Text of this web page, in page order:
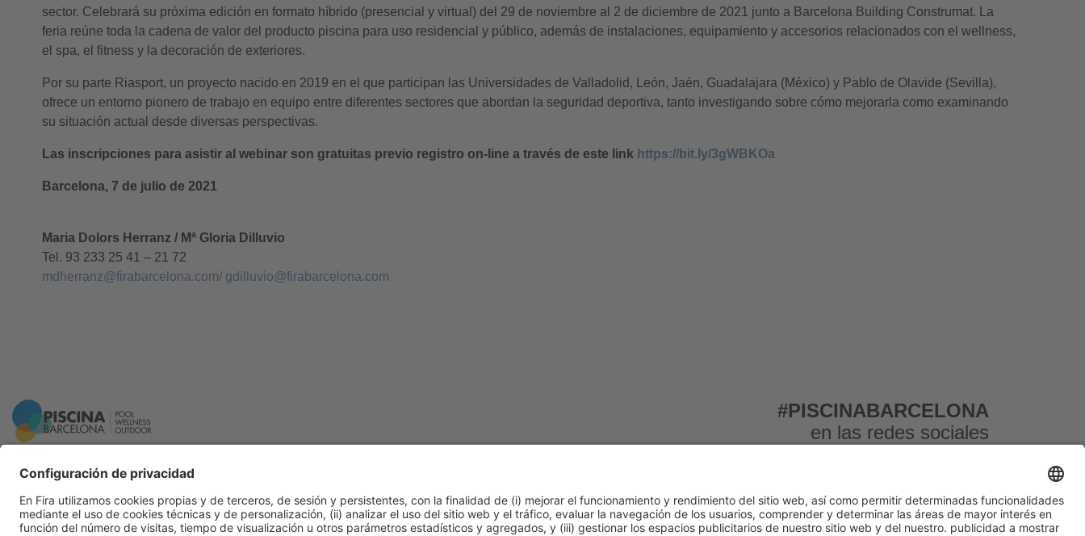
sector. Celebrará su próxima edición en formato híbrido (presencial y virtual) del 29 de noviembre al 2 de diciembre de 2021 junto a Barcelona Building Construmat. La
feria reúne toda la cadena de valor del producto piscina para uso residencial y público, además de instalaciones, equipamiento y accesorios relacionados con el wellness,
el spa, el fitness y la decoración de exteriores.
Por su parte Riasport, un proyecto nacido en 2019 en el que participan las Universidades de Valladolid, León, Jaén, Guadalajara (México) y Pablo de Olavide (Sevilla),
ofrece un entorno pionero de trabajo en equipo entre diferentes sectores que abordan la seguridad deportiva, tanto investigando sobre cómo mejorarla como examinando
su situación actual desde diversas perspectivas.
Las inscripciones para asistir al webinar son gratuitas previo registro on-line a través de este link https://bit.ly/3gWBKOa
Barcelona, 7 de julio de 2021
Maria Dolors Herranz / Mª Gloria Dilluvio
Tel. 93 233 25 41 – 21 72
mdherranz@firabarcelona.com/ gdilluvio@firabarcelona.com
Información general
Política de privacidad
Política de cookies
#PISCINABARCELONA
en las redes sociales